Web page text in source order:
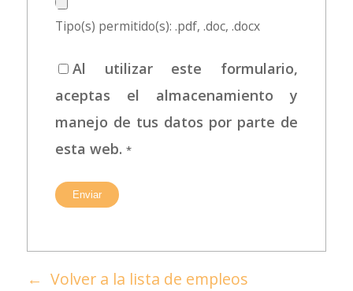
Tipo(s) permitido(s): .pdf, .doc, .docx
Al utilizar este formulario,
aceptas el almacenamiento y
manejo de tus datos por parte de
esta web. *
Volver a la lista de empleos